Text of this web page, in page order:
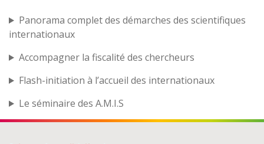
Panorama complet des démarches des scientifiques
internationaux
Accompagner la fiscalité des chercheurs
Flash-initiation à l’accueil des internationaux
Le séminaire des A.M.I.S